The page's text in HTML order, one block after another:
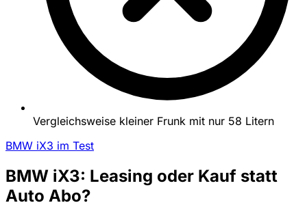
Vergleichsweise kleiner Frunk mit nur 58 Litern
BMW iX3 im Test
BMW iX3: Leasing oder Kauf statt
Auto Abo?